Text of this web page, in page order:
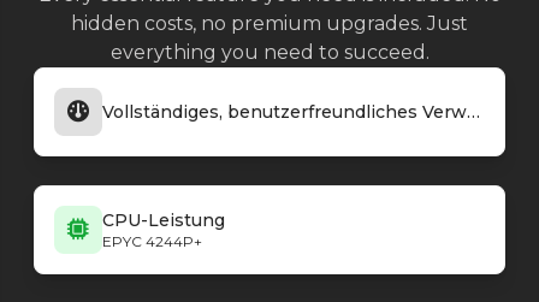
hidden costs, no premium upgrades. Just
everything you need to succeed.
Vollständiges, benutzerfreundliches Verwaltungspanel
CPU-Leistung
EPYC 4244P+